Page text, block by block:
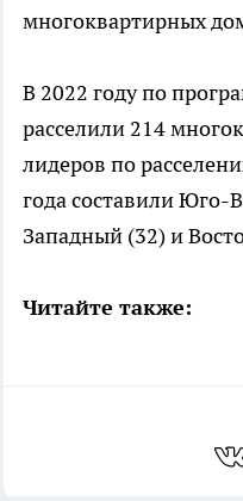
многоквартирных
В 2022 году по
расселили 214
лидеров по
года составили Юго-
Западный (32) и
Читайте также: